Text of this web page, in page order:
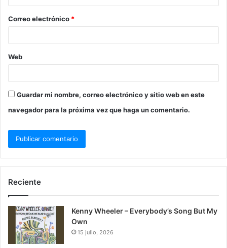
Correo electrónico *
Web
Guardar mi nombre, correo electrónico y sitio web en este
navegador para la próxima vez que haga un comentario.
Reciente
Kenny Wheeler – Everybody’s Song But My
Own
15 julio, 2026